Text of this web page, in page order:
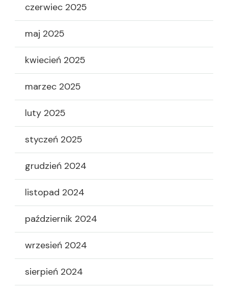
czerwiec 2025
maj 2025
kwiecień 2025
marzec 2025
luty 2025
styczeń 2025
grudzień 2024
listopad 2024
październik 2024
wrzesień 2024
sierpień 2024